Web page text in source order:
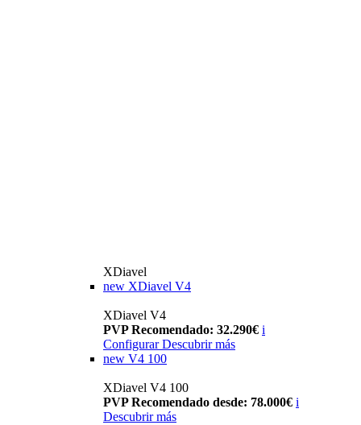
XDiavel
new XDiavel V4
XDiavel V4
PVP Recomendado: 32.290€ i
Configurar Descubrir más
new V4 100
XDiavel V4 100
PVP Recomendado desde: 78.000€ i
Descubrir más